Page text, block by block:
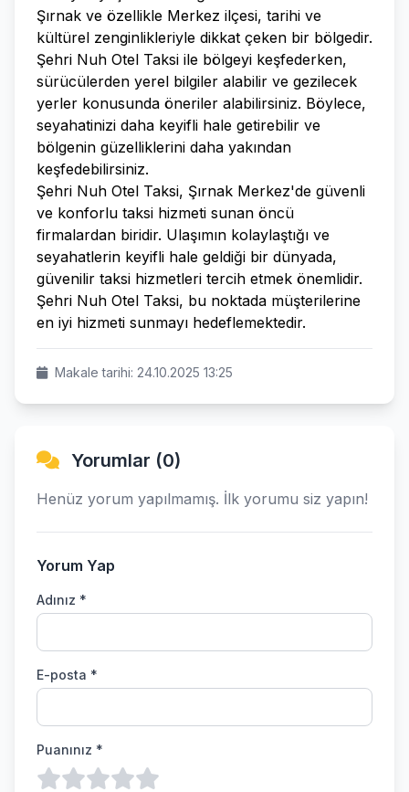
Şırnak ve özellikle Merkez ilçesi, tarihi ve
kültürel zenginlikleriyle dikkat çeken bir bölgedir.
Şehri Nuh Otel Taksi ile bölgeyi keşfederken,
sürücülerden yerel bilgiler alabilir ve gezilecek
yerler konusunda öneriler alabilirsiniz. Böylece,
seyahatinizi daha keyifli hale getirebilir ve
bölgenin güzelliklerini daha yakından
keşfedebilirsiniz.
Şehri Nuh Otel Taksi, Şırnak Merkez'de güvenli
ve konforlu taksi hizmeti sunan öncü
firmalardan biridir. Ulaşımın kolaylaştığı ve
seyahatlerin keyifli hale geldiği bir dünyada,
güvenilir taksi hizmetleri tercih etmek önemlidir.
Şehri Nuh Otel Taksi, bu noktada müşterilerine
en iyi hizmeti sunmayı hedeflemektedir.
Makale tarihi: 24.10.2025 13:25
Yorumlar (0)
Henüz yorum yapılmamış. İlk yorumu siz yapın!
Yorum Yap
Adınız *
E-posta *
Puanınız *